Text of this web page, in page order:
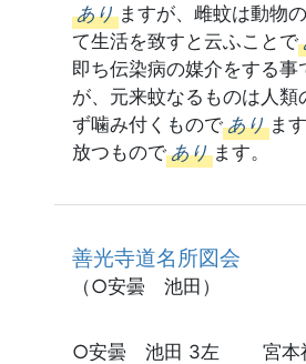
あり ますが、雌蚊は動物
て生活を致すと云ふことで
即ち伝染病の媒介をする事
が、元来蚊なるものは人類
ず噛み付くもので あり ま
放つもので あり ます。
善光寺道名所図会
（○安曇 池田）
○安曇 池田 3左 宮本